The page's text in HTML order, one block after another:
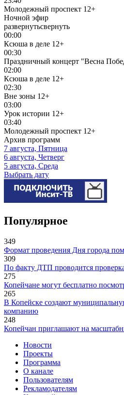
Молодежный проспект 12+
Ночной эфир
развернутьсвернуть
00:00
Ксюша в деле 12+
00:30
Праздничный концерт "Весна
02:00
Ксюша в деле 12+
02:30
Вне зоны 12+
03:00
Урок истории 12+
03:40
Молодежный проспект 12+
Архив программ
7 августа, Пятница
6 августа, Четверг
5 августа, Среда
Выбрать дату
Популярное
349
Формат проведения Дня города
309
По факту ДТП проводится
275
Копейчане могут бесплатно
265
В Копейске создают
компанию
248
Копейчан приглашают на
Новости
Проекты
Программа
О канале
Пользователям
Рекламодателям